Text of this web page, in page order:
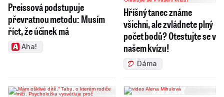
Preissová podstupuje
převratnou metodu: Musím
říct, že účinek má
Aha!
Hříšný tanec známe
všichni, ale zvládnete plný
počet bodů? Otestujte se v
našem kvízu!
Dáma